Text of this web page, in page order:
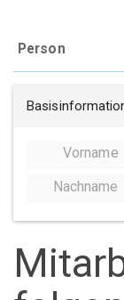
Person
Vorname
Nachname